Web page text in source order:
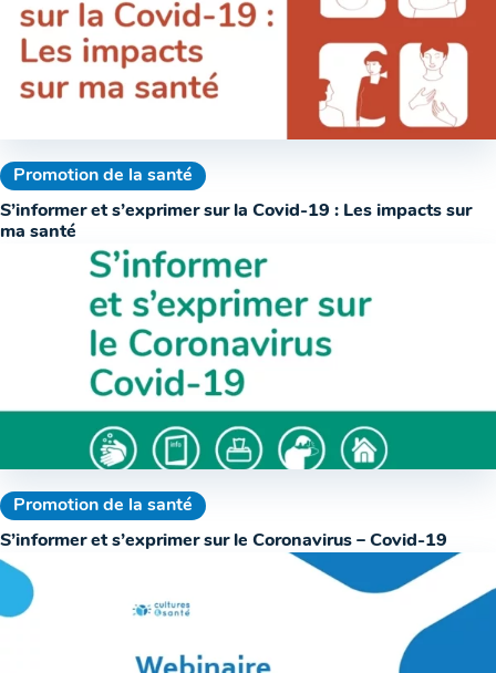
Promotion de la santé
S’informer et s’exprimer sur la Covid-19 : Les impacts sur
ma santé
Promotion de la santé
S’informer et s’exprimer sur le Coronavirus – Covid-19